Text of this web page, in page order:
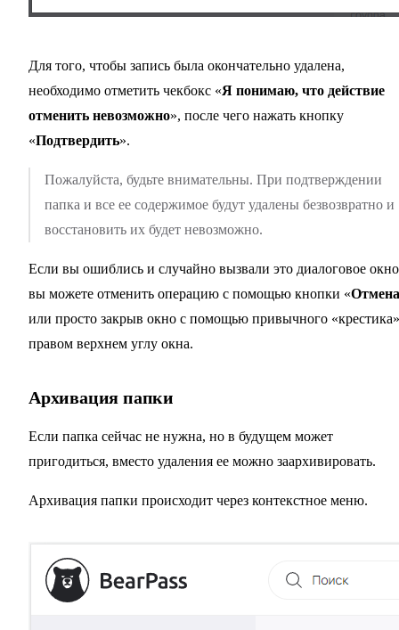
Для того, чтобы запись была окончательно удалена,
необходимо отметить чекбокс «Я понимаю, что действие
отменить невозможно», после чего нажать кнопку
«Подтвердить».
Пожалуйста, будьте внимательны. При подтверждении
папка и все ее содержимое будут удалены безвозвратно и
восстановить их будет невозможно.
Если вы ошиблись и случайно вызвали это диалоговое
вы можете отменить операцию с помощью кнопки «Отмена
или просто закрыв окно с помощью привычного
правом верхнем углу окна.
Архивация папки
Если папка сейчас не нужна, но в будущем может
пригодиться, вместо удаления ее можно заархивировать.
Архивация папки происходит через контекстное меню.